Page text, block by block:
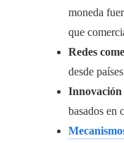
moneda
que
Redes
desde
Innovación
basados en